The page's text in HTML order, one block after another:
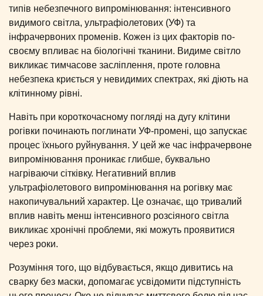
типів небезпечного випромінювання: інтенсивного
видимого світла, ультрафіолетових (УФ) та
інфрачервоних променів. Кожен із цих факторів по-
своєму впливає на біологічні тканини. Видиме світло
викликає тимчасове засліплення, проте головна
небезпека криється у невидимих спектрах, які діють на
клітинному рівні.
Навіть при короткочасному погляді на дугу клітини
рогівки починають поглинати УФ-промені, що запускає
процес їхнього руйнування. У цей же час інфрачервоне
випромінювання проникає глибше, буквально
нагріваючи сітківку. Негативний вплив
ультрафіолетового випромінювання на рогівку має
накопичувальний характер. Це означає, що тривалий
вплив навіть менш інтенсивного розсіяного світла
викликає хронічні проблеми, які можуть проявитися
через роки.
Розуміння того, що відбувається, якщо дивитись на
сварку без маски, допомагає усвідомити підступність